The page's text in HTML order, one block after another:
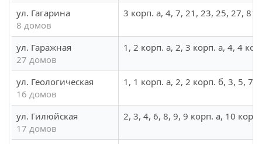
ул. Гагарина
8 домов
3 корп. а, 4, 7, 21, 23, 25, 27, 81
ул. Гаражная
27 домов
1, 2 корп. а, 2, 3 корп. а, 4, 4
ул. Геологическая
16 домов
1, 1 корп. а, 2, 2 корп. б, 3, 5, 7,
ул. Гилюйская
17 домов
2, 3, 4, 6, 8, 9, 9 корп. а, 10